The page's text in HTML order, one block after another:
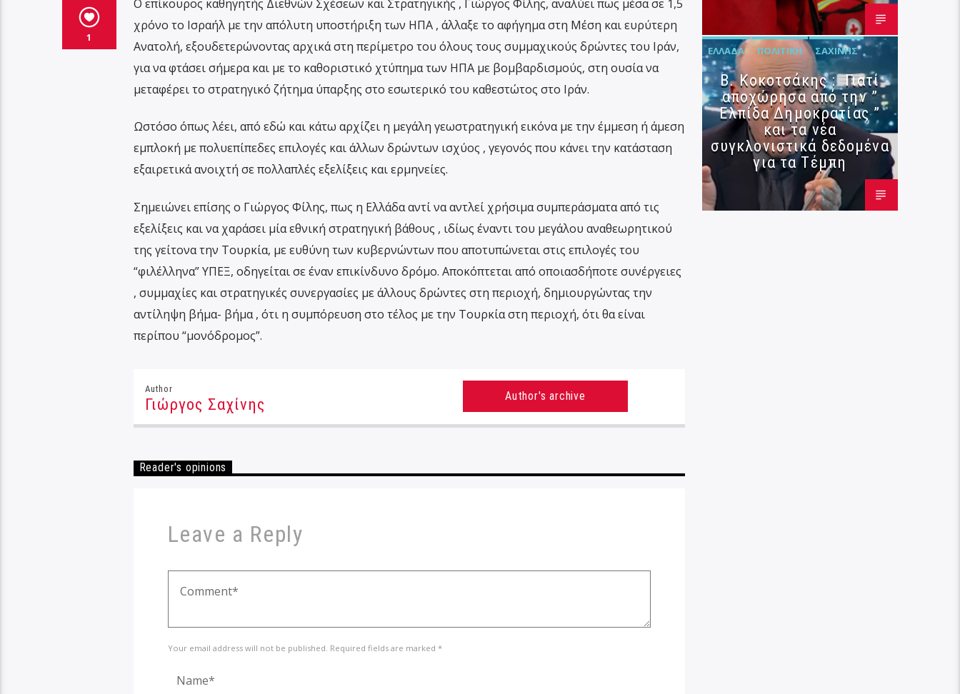
1
Ο επίκουρος καθηγητής Διεθνών Σχέσεων και Στρατηγικής , Γιώργος Φίλης, αναλύει πως μέσα σε 1,5
χρόνο το Ισραήλ με την απόλυτη υποστήριξη των ΗΠΑ , άλλαξε το αφήγημα στη Μέση και ευρύτερη
Ανατολή, εξουδετερώνοντας αρχικά στη περίμετρο του όλους τους συμμαχικούς δρώντες του Ιράν,
για να φτάσει σήμερα και με το καθοριστικό χτύπημα των ΗΠΑ με βομβαρδισμούς, στη ουσία να
μεταφέρει το στρατηγικό ζήτημα ύπαρξης στο εσωτερικό του καθεστώτος στο Ιράν.
Ωστόσο όπως λέει, από εδώ και κάτω αρχίζει η μεγάλη γεωστρατηγική εικόνα με την έμμεση ή άμεση
εμπλοκή με πολυεπίπεδες επιλογές και άλλων δρώντων ισχύος , γεγονός που κάνει την κατάσταση
εξαιρετικά ανοιχτή σε πολλαπλές εξελίξεις και ερμηνείες.
Σημειώνει επίσης ο Γιώργος Φίλης, πως η Ελλάδα αντί να αντλεί χρήσιμα συμπεράσματα από τις
εξελίξεις και να χαράσει μία εθνική στρατηγική βάθους , ιδίως έναντι του μεγάλου αναθεωρητικού
της γείτονα την Τουρκία, με ευθύνη των κυβερνώντων που αποτυπώνεται στις επιλογές του
“φιλέλληνα” ΥΠΕΞ, οδηγείται σε έναν επικίνδυνο δρόμο. Αποκόπτεται από οποιασδήποτε συνέργειες
, συμμαχίες και στρατηγικές συνεργασίες με άλλους δρώντες στη περιοχή, δημιουργώντας την
αντίληψη βήμα- βήμα , ότι η συμπόρευση στο τέλος με την Τουρκία στη περιοχή, ότι θα είναι
περίπου “μονόδρομος”.
Author
Γιώργος Σαχίνης Author's archive
Reader's opinions
Leave a Reply
Your email address will not be published. Required fields are marked *
ΕΛΛΆΔΑ ΠΟΛΙΤΙΚΉ ΣΑΧΊΝΗΣ
Β. Κοκοτσάκης : Γιατί
αποχώρησα από την ”
Ελπίδα Δημοκρατίας ”
και τα νέα
συγκλονιστικά δεδομένα
για τα Τέμπη